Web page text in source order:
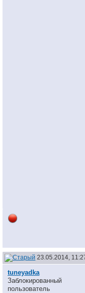
23.05.2014,
tuneyadka
Заблокированный
пользователь